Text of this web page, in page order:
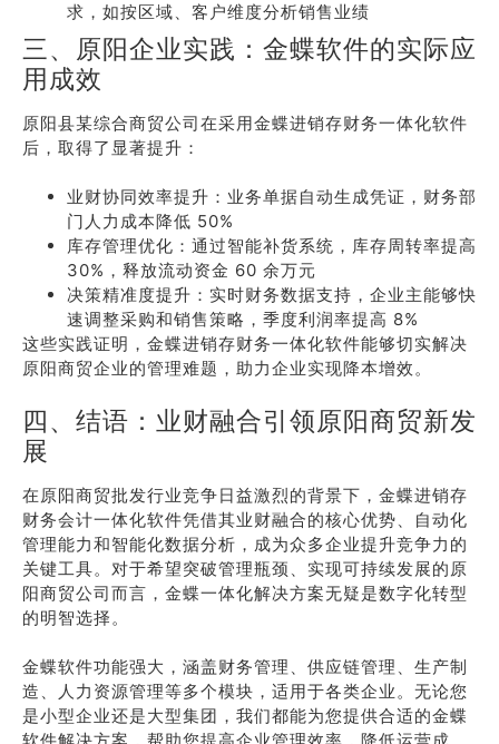
求，如按区域、客户维度分析销售业绩
三、原阳企业实践：金蝶软件的实际应
用成效
原阳县某综合商贸公司在采用金蝶进销存财务一体化软件
后，取得了显著提升：
业财协同效率提升：业务单据自动生成凭证，财务部
门人力成本降低 50%
库存管理优化：通过智能补货系统，库存周转率提高
30%，释放流动资金 60 余万元
决策精准度提升：实时财务数据支持，企业主能够快
速调整采购和销售策略，季度利润率提高 8%
这些实践证明，金蝶进销存财务一体化软件能够切实解决
原阳商贸企业的管理难题，助力企业实现降本增效。
四、结语：业财融合引领原阳商贸新发
展
在原阳商贸批发行业竞争日益激烈的背景下，金蝶进销存
财务会计一体化软件凭借其业财融合的核心优势、自动化
管理能力和智能化数据分析，成为众多企业提升竞争力的
关键工具。对于希望突破管理瓶颈、实现可持续发展的原
阳商贸公司而言，金蝶一体化解决方案无疑是数字化转型
的明智选择。
金蝶软件功能强大，涵盖财务管理、供应链管理、生产制
造、人力资源管理等多个模块，适用于各类企业。无论您
是小型企业还是大型集团，我们都能为您提供合适的金蝶